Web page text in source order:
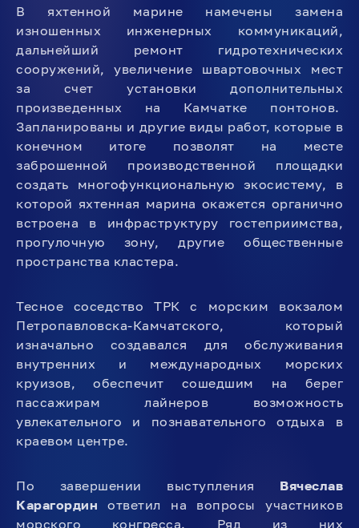
В яхтенной марине намечены замена
изношенных инженерных коммуникаций,
дальнейший ремонт гидротехнических
сооружений, увеличение швартовочных мест
за счет установки дополнительных
произведенных на Камчатке понтонов.
Запланированы и другие виды работ, которые в
конечном итоге позволят на месте
заброшенной производственной площадки
создать многофункциональную экосистему, в
которой яхтенная марина окажется органично
встроена в инфраструктуру гостеприимства,
прогулочную зону, другие общественные
пространства кластера.
Тесное соседство ТРК с морским вокзалом
Петропавловска-Камчатского, который
изначально создавался для обслуживания
внутренних и международных морских
круизов, обеспечит сошедшим на берег
пассажирам лайнеров возможность
увлекательного и познавательного отдыха в
краевом центре.
По завершении выступления Вячеслав
Карагордин ответил на вопросы участников
морского конгресса. Ряд из них